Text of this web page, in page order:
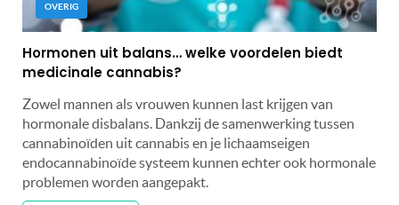
OVERIG
Hormonen uit balans… welke voordelen biedt
medicinale cannabis?
Zowel mannen als vrouwen kunnen last krijgen van
hormonale disbalans. Dankzij de samenwerking tussen
cannabinoïden uit cannabis en je lichaamseigen
endocannabinoïde systeem kunnen echter ook hormonale
problemen worden aangepakt.